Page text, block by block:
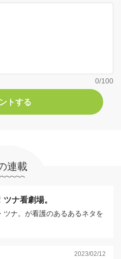
0/100
連載
ナ看劇場。
ツナ。が看護のあるあるネタを
2023/02/12